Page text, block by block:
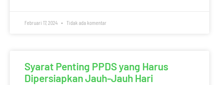
Februari 17, 2024 Tidak ada komentar
Syarat Penting PPDS yang Harus
Dipersiapkan Jauh-Jauh Hari